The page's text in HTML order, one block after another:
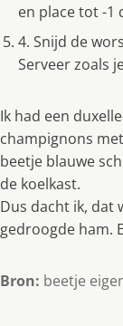
en place tot -1
4. Snijd de
Serveer zoals
Ik had een
champignons
beetje blauwe
de koelkast.
Dus dacht ik, dat
gedroogde ham.
Bron: beetje